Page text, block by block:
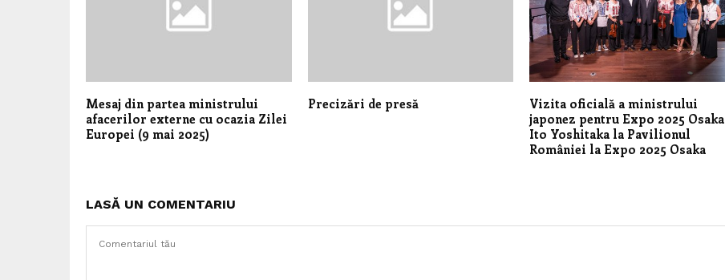
Mesaj din partea ministrului
afacerilor externe cu ocazia Zilei
Europei (9 mai 2025)
Precizări de presă
Vizita oficială a ministrului
japonez pentru Expo 2025 Osaka
Ito Yoshitaka la Pavilionul
României la Expo 2025 Osaka
LASĂ UN COMENTARIU